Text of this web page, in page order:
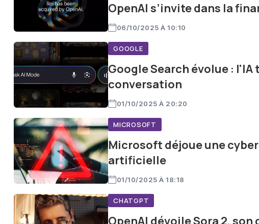
OpenAI s’invite dans la
06/10/2025 À 10:10
GOOGLE
Google Search évolue :
conversation
01/10/2025 À 20:20
MICROSOFT
Microsoft déjoue une
artificielle
01/10/2025 À 18:18
CHATGPT
OpenAI dévoile Sora 2,